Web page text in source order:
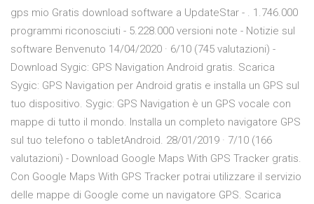
gps mio Gratis download software a UpdateStar - . 1.746.000
programmi riconosciuti - 5.228.000 versioni note - Notizie sul
software Benvenuto 14/04/2020 · 6/10 (745 valutazioni) -
Download Sygic: GPS Navigation Android gratis. Scarica
Sygic: GPS Navigation per Android gratis e installa un GPS sul
tuo dispositivo. Sygic: GPS Navigation è un GPS vocale con
mappe di tutto il mondo. Installa un completo navigatore GPS
sul tuo telefono o tabletAndroid. 28/01/2019 · 7/10 (166
valutazioni) - Download Google Maps With GPS Tracker gratis.
Con Google Maps With GPS Tracker potrai utilizzare il servizio
delle mappe di Google come un navigatore GPS. Scarica